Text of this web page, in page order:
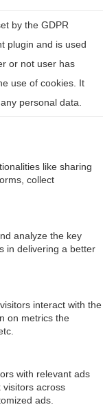
by the GDPR
plugin and is used
or not user has
use of cookies. It
personal data.
like sharing
collect
analyze the key
in delivering a better
interact with the
on metrics the
with relevant ads
visitors across
ads.